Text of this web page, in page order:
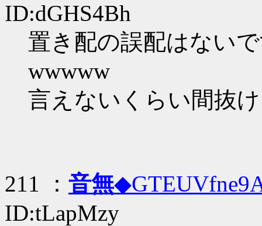
ID:dGHS4Bh
置き配の誤配はない
wwwww
言えないくらい間抜
211 ： 音無
ID:tLapMzy